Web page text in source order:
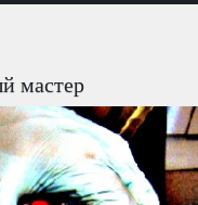
мастер